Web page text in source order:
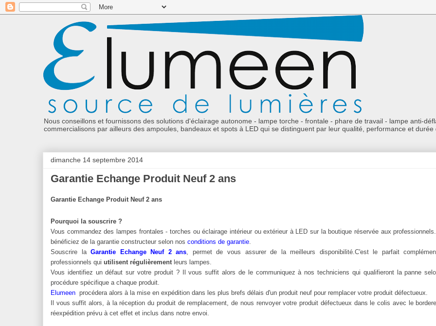
Nous conseillons et fournissons des solutions d'éclairage autonome - lampe torche - frontale - phare de travail - lampe anti-
commercialisons par ailleurs des ampoules, bandeaux et spots à LED qui se distinguent par leur qualité, performance et durée
dimanche 14 septembre 2014
Garantie Echange Produit Neuf 2 ans
Garantie Echange Produit Neuf 2 ans
Pourquoi la souscrire ?
Vous commandez des lampes frontales - torches ou éclairage intérieurou extérieur à LED sur la boutiqueréservée aux professionnels
bénéficiez de la garantie constructeur selon nos conditions de garantie.
Souscrire laGarantie Echange Neuf 2 ans, permet de vous assurer de la meilleurs disponibilité.C'est le parfait
professionnels qui utilisent régulièrement leurs lampes.
Vous identifiez un défaut sur votre produit ? Il vous suffit alors de le communiquez à nos techniciens qui qualifieront la panne
procédure spécifique a chaque produit.
Elumeen procédera alors à la mise en expédition dans les plus brefs délais d'un produit neuf pour remplacer votre produit défectueux.
Il vous suffit alors, à la réception du produit de remplacement, de nous renvoyer votre produit défectueux dans le colis avec le
réexpédition prévu à cet effet et inclus dans notre envoi.